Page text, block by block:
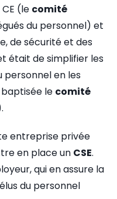
(le comité
du personnel) et
de sécurité et des
était de simplifier les
en les
le comité
entreprise privée
en place un CSE.
qui en assure la
du personnel